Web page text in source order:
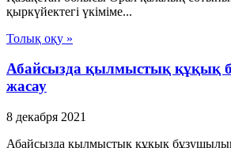
қыркүйектегі үкіміме...
Толық оқу »
Абайсызда қылмыстық құқық
жасау
8 декабря 2021
Абайсызда қылмыстық құқық